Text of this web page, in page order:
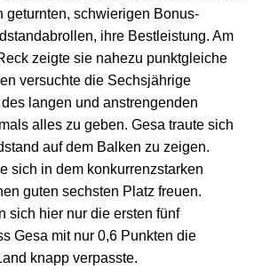
geturnten, schwierigen Bonus-
ihre Bestleistung. Am
zeigte sie nahezu punktgleiche
versuchte die Sechsjährige
langen und anstrengenden
alles zu geben. Gesa traute sich
auf dem Balken zu zeigen.
sich in dem konkurrenzstarken
guten sechsten Platz freuen.
sich hier nur die ersten fünf
Gesa mit nur 0,6 Punkten die
knapp verpasste.